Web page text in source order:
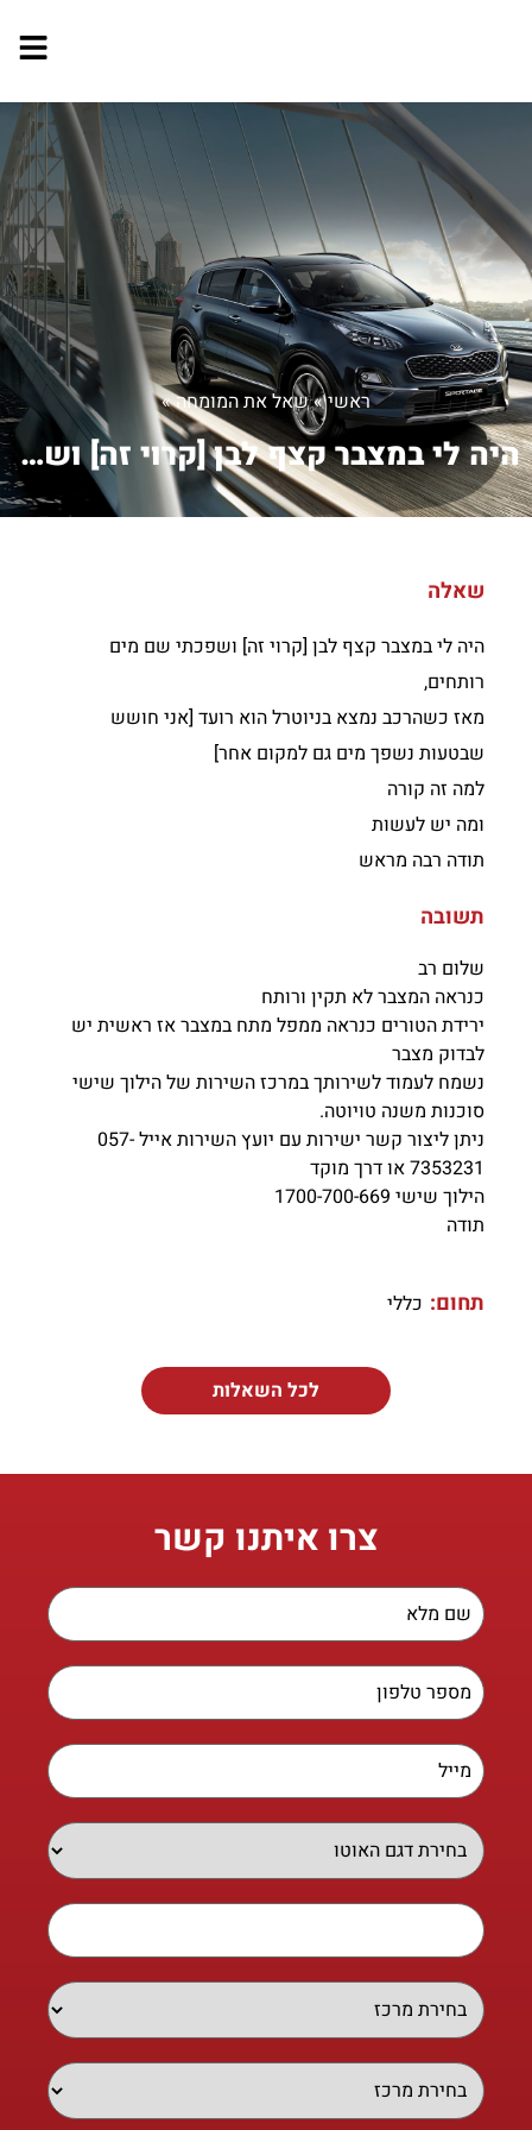
ראשי»שאל את המומחה»
היה לי במצבר קצף לבן [קרוי זה] ושפכתי...
שאלה
היה לי במצבר קצף לבן [קרוי זה] ושפכתי שם מים
רותחים,
מאז כשהרכב נמצא בניוטרל הוא רועד [אני חושש
שבטעות נשפך מים גם למקום אחר]
למה זה קורה
ומה יש לעשות
תודה רבה מראש
תשובה
שלום רב
כנראה המצבר לא תקין ורותח
ירידת הטורים כנראה ממפל מתח במצבר אז ראשית יש
לבדוק מצבר
נשמח לעמוד לשירותך במרכז השירות של הילוך שישי
סוכנות משנה טויוטה.
ניתן ליצור קשר ישירות עם יועץ השירות אייל 057-
7353231 או דרך מוקד
הילוך שישי 1700-700-669
תודה
תחום: כללי
לכל השאלות
צרו איתנו קשר